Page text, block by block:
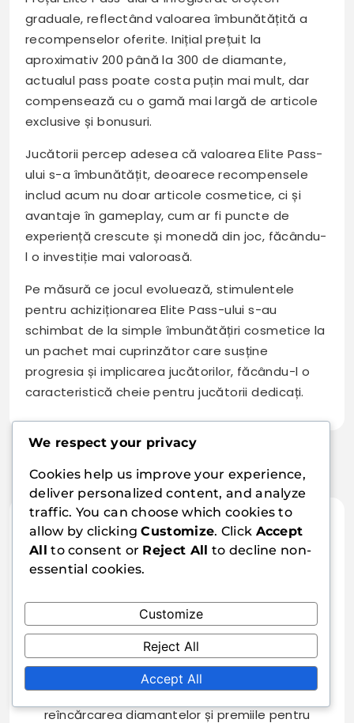
graduale, reflectând valoarea îmbunătățită a
recompenselor oferite. Inițial prețuit la
aproximativ 200 până la 300 de diamante,
actualul pass poate costa puțin mai mult, dar
compensează cu o gamă mai largă de articole
exclusive și bonusuri.
Jucătorii percep adesea că valoarea Elite Pass-
ului s-a îmbunătățit, deoarece recompensele
includ acum nu doar articole cosmetice, ci și
avantaje în gameplay, cum ar fi puncte de
experiență crescute și monedă din joc, făcându-
l o investiție mai valoroasă.
Pe măsură ce jocul evoluează, stimulentele
pentru achiziționarea Elite Pass-ului s-au
schimbat de la simple îmbunătățiri cosmetice la
un pachet mai cuprinzător care susține
progresia și implicarea jucătorilor, făcându-l o
caracteristică cheie pentru jucătorii dedicați.
Jaxon Reed
entuziast al Free Fire, care iubește să
împărtășească sfaturi și trucuri pentru a ajuta
jucătorii să își maximizeze experiența de joc. Cu
un ochi atent la cele mai recente evenimente și
coduri de recompensă, Jaxon menține
reîncărcarea diamantelor și premiile pentru
We respect your privacy
Cookies help us improve your experience,
deliver personalized content, and analyze
traffic. You can choose which cookies to
allow by clickingCustomize. Click Accept
All to consent or Reject All to decline non-
essential cookies.
Customize
Reject All
Accept All